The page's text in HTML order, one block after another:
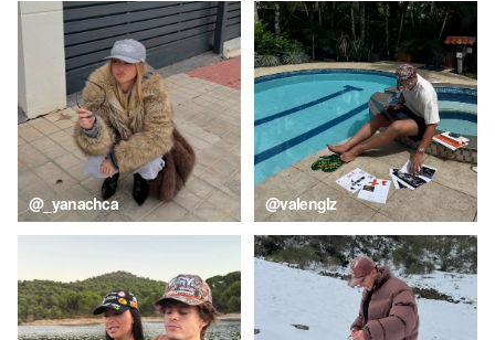
@_yanachca @valenglz